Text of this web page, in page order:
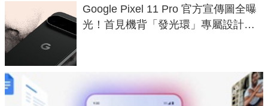
Google Pixel 11 Pro 官方宣傳圖全曝
光！首見機背「發光環」專屬設計、